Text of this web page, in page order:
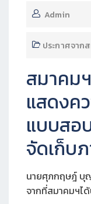
Admin
ประกาศจาก
สมาคม
แสดงค
แบบสอ
จัดเก็บ
นายศุภกฤษฎ์ บุ
จากที่สมาคมฯไ